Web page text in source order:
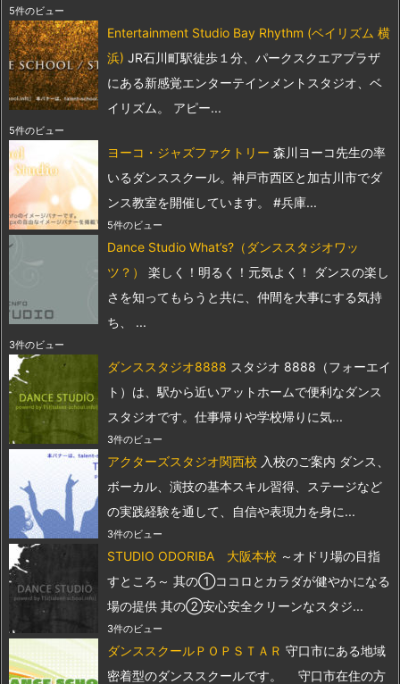
5件のビュー
Entertainment Studio Bay Rhythm (ベイリズム 横
浜) JR石川町駅徒歩１分、パークスクエアプラザ
にある新感覚エンターテインメントスタジオ、ベ
イリズム。 アピー...
5件のビュー
ヨーコ・ジャズファクトリー 森川ヨーコ先生の率
いるダンススクール。神戸市西区と加古川市でダ
ンス教室を開催しています。 #兵庫...
5件のビュー
Dance Studio What’s?（ダンススタジオワッ
ツ？）
楽しく！明るく！元気よく！ ダンスの楽し
さを知ってもらうと共に、仲間を大事にする気持
ち、 ...
3件のビュー
ダンススタジオ8888 スタジオ 8888（フォーエイ
ト）は、駅から近いアットホームで便利なダンス
スタジオです。仕事帰りや学校帰りに気...
3件のビュー
アクターズスタジオ関西校 入校のご案内 ダンス、
ボーカル、演技の基本スキル習得、ステージなど
の実践経験を通して、自信や表現力を身に...
3件のビュー
STUDIO ODORIBA 大阪本校 ～オドリ場の目指
すところ～ 其の①ココロとカラダが健やかになる
場の提供 其の②安心安全クリーンなスタジ...
3件のビュー
ダンススクールＰＯＰＳＴＡＲ 守口市にある地域
密着型のダンススクールです。 守口市在住の方